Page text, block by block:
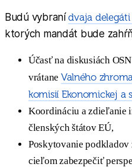
Budú vybranídvaja
ktorých mandát bude
Účasť na diskusiách
vrátane Valného
komisií Ekonomickej a
Koordináciu a zdieľanie
členských štátov EÚ,
Poskytovanie podkladov
cieľom zabezpečiť